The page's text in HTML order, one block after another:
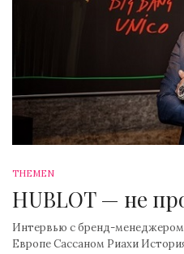
THEMEN
HUBLOT — не
Интервью с бренд-
Европе Сассаном Риахи